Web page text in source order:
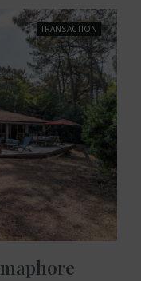
TRANSACTION